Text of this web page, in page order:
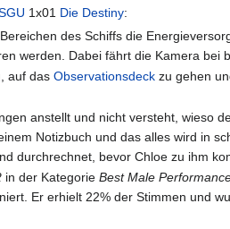
1x01 Die Destiny:
des Schiffs die
werden. Dabei fährt die Kamera bei
auf das Observationsdeckzu gehen
anstellt und nicht versteht, wieso
Notizbuch und das alles wird in
durchrechnet, bevor Chloe zu ihm
in der KategorieBest Male
Er erhielt 22% der Stimmen und